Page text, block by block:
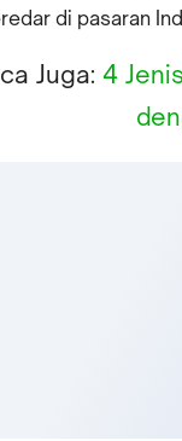
di pasaran
Juga: 4